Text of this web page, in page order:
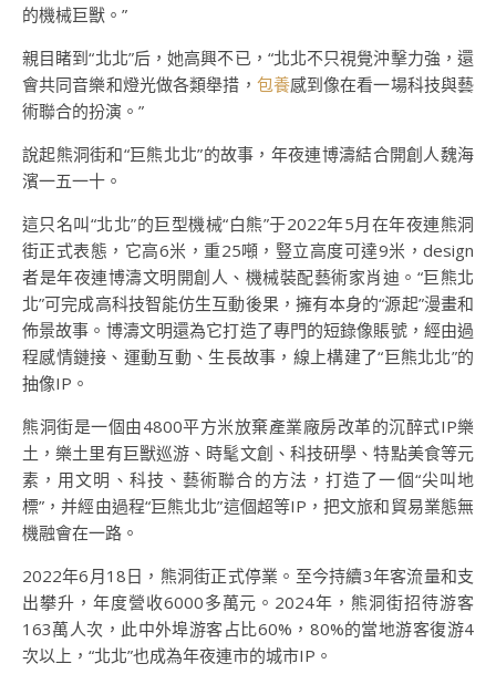
的機械巨獸。”
親目睹到“北北”后，她高興不已，“北北不只視覺沖擊力強，還
會共同音樂和燈光做各類舉措， 包養感到像在看一場科技與藝
術聯合的扮演。”
說起熊洞街和“巨熊北北”的故事，年夜連博濤結合開創人魏海
濱一五一十。
這只名叫“北北”的巨型機械“白熊”于2022年5月在年夜連熊洞
街正式表態，它高6米，重25噸，豎立高度可達9米，design
者是年夜連博濤文明開創人、機械裝配藝術家肖迪。“巨熊北
北”可完成高科技智能仿生互動後果，擁有本身的“源起”漫畫和
佈景故事。博濤文明還為它打造了專門的短錄像賬號，經由過
程感情鏈接、運動互動、生長故事，線上構建了“巨熊北北”的
抽像IP。
熊洞街是一個由4800平方米放棄產業廠房改革的沉醉式IP樂
土，樂土里有巨獸巡游、時髦文創、科技研學、特點美食等元
素，用文明、科技、藝術聯合的方法，打造了一個“尖叫地
標”，并經由過程“巨熊北北”這個超等IP，把文旅和貿易業態無
機融會在一路。
2022年6月18日，熊洞街正式停業。至今持續3年客流量和支
出攀升，年度營收6000多萬元。2024年，熊洞街招待游客
163萬人次，此中外埠游客占比60%，80%的當地游客復游4
次以上，“北北”也成為年夜連市的城市IP。